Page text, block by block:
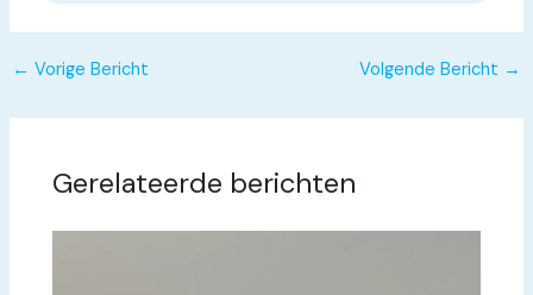
← Vorige Bericht Volgende Bericht →
Gerelateerde berichten